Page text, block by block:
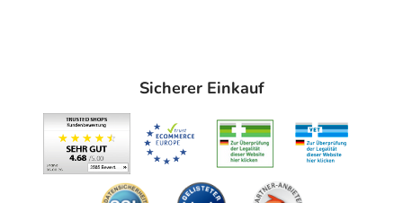
Sicherer Einkauf